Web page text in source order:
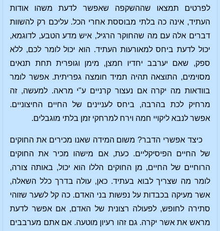
לפרטים תמצאו שההשקפה שאפשר לדעת משהו אודות
העתיד, אינה כה בלתי מבוססת אחרי הכל. עליכם רק להשוות
דברים אלה עם מה שהחוקר הרגיל, איש מדע הטבע, לדוגמא,
יכול לדעת ביחס למאורעות העתיד. הוא יכול לומר לכם, ללא
ספק, שאם יערבב יחדיו חמצן, מימן וגופרית תחת תנאים
מסוימים, התוצאה תהיה תמיד חומצה גפריתית. אפשר לומר
בוודאות מה יקרה אם נעצור קרניים ע"י מראה. למעשה, זה
מרחיק לכת בהרבה, ביחס לעניינים של החיים החיצוניים.
אפשר לנבא ליקויי חמה וירח למרחקי זמן בלתי מוגבלים.
כיצד אפשרי הדבר? משום המידה שאנו מכירים את החוקים
של החיים הפיסיקליים. כעת, אם מישהו מכיר את החוקים
הרוחיים של החיים, מן החוקים הללו הוא יכול, באותה צורה,
לומר מה שצריך לבוא בעתיד. כאן, עולה בדרך כלל השאלה,
אשר מעיקה בכבדות על נפשות בני האדם. כה קל לשער שזוהי
סתירה לחופש, לפעולה רצונית של האדם, אם אפשר לדעת
מראש את אשר יקרה. גם זהו רעיון מוטעה. אם אתם מערבבים